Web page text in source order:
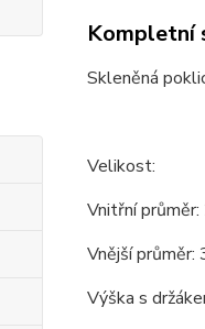
Kompletní
Skleněná
Velikost:
Vnitřní průměr:
Vnější průměr:
Výška s